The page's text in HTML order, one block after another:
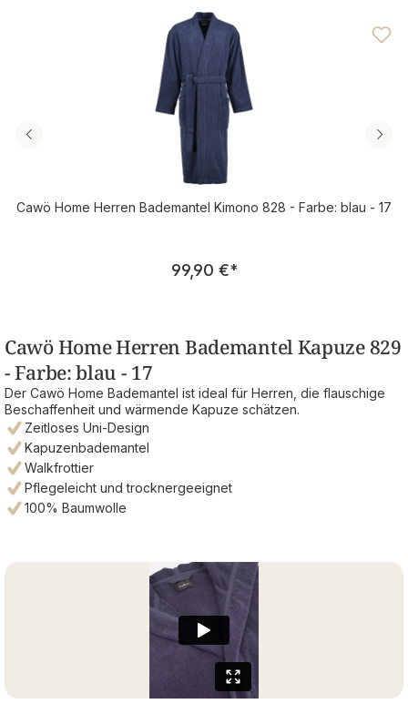
Durchschnittliche Bewertung von 4.82 von 5 Sternen
Cawö Home Herren Bademantel Kimono 828 - Farbe: blau - 17
Regulärer Preis:
99,90 €*
Cawö Home Herren Bademantel Kapuze 829
- Farbe: blau - 17
Der Cawö Home Bademantel ist ideal für Herren, die flauschige
Beschaffenheit und wärmende Kapuze schätzen.
Zeitloses Uni-Design
Kapuzenbademantel
Walkfrottier
Pflegeleicht und trocknergeeignet
100% Baumwolle